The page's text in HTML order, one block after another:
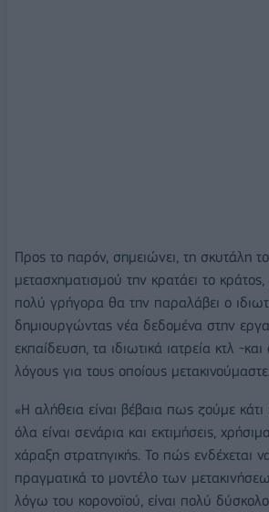
Προς το παρόν, σημειώνει, τη σκυτάλη
μετασχηματισμού την κρατάει το
πολύ γρήγορα θα την παραλάβει ο
δημιουργώντας νέα δεδομένα στην
εκπαίδευση, τα ιδιωτικά ιατρεία κτλ -
λόγους για τους οποίους μετακινούμαστε.
«Η αλήθεια είναι βέβαια πως ζούμε
όλα είναι σενάρια και εκτιμήσεις,
χάραξη στρατηγικής. Το πώς ενδέχεται
πραγματικά το μοντέλο των
λόγω του κορονοϊού, είναι πολύ